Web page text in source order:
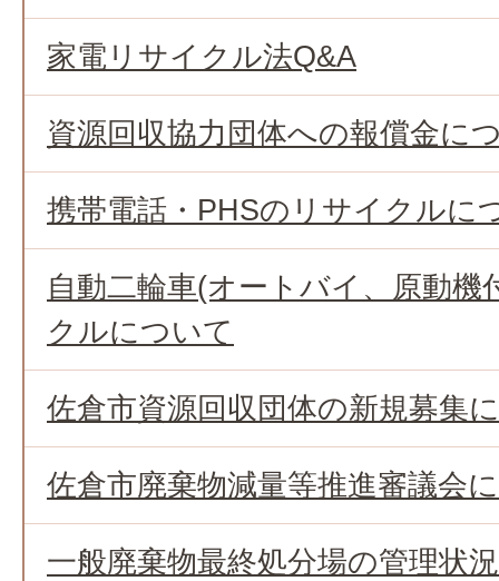
家電リサイクル法Q&A
資源回収協力団体への報償金に
携帯電話・PHSのリサイクルに
自動二輪車(オートバイ、原動機
クルについて
佐倉市資源回収団体の新規募集
佐倉市廃棄物減量等推進審議会
一般廃棄物最終処分場の管理状